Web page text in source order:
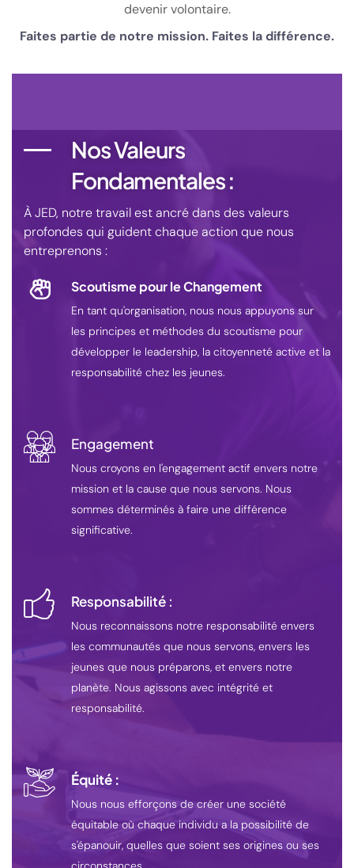
devenir volontaire.
Faites partie de notre mission. Faites la différence.
Nos Valeurs
Fondamentales :
À JED, notre travail est ancré dans des valeurs
profondes qui guident chaque action que nous
entreprenons :
Scoutisme pour le Changement
En tant qu'organisation, nous nous appuyons sur
les principes et méthodes du scoutisme pour
développer le leadership, la citoyenneté active et la
responsabilité chez les jeunes.
Engagement
Nous croyons en l'engagement actif envers notre
mission et la cause que nous servons. Nous
sommes déterminés à faire une différence
significative.
Responsabilité :
Nous reconnaissons notre responsabilité envers
les communautés que nous servons, envers les
jeunes que nous préparons, et envers notre
planète. Nous agissons avec intégrité et
responsabilité.
Équité :
Nous nous efforçons de créer une société
équitable où chaque individu a la possibilité de
s'épanouir, quelles que soient ses origines ou ses